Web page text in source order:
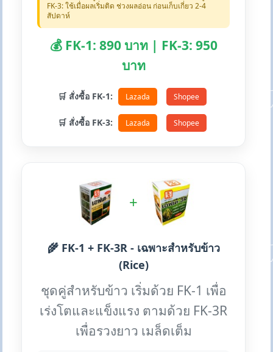
FK-3: ใช้เมื่อผลเริ่มติด ช่วงผลอ่อน ก่อนเก็บเกี่ยว 2-4
สัปดาห์
💰 FK-1: 890 บาท | FK-3: 950
บาท
🛒 สั่งซื้อ FK-1: Lazada Shopee
🛒 สั่งซื้อ FK-3: Lazada Shopee
+
🌾 FK-1 + FK-3R - เฉพาะสำหรับข้าว
(Rice)
ชุดคู่สำหรับข้าว เริ่มด้วย FK-1 เพื่อ
เร่งโตและแข็งแรง ตามด้วย FK-3R
เพื่อรวงยาว เมล็ดเต็ม